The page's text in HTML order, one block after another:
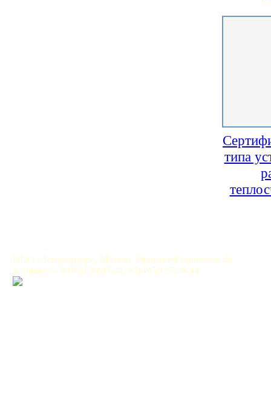
типа
НПО «Тепловизор», Москва, Рязанский проспект, 8а
тел/факс: +7(495)730-47-44, +7(495)127-28-44